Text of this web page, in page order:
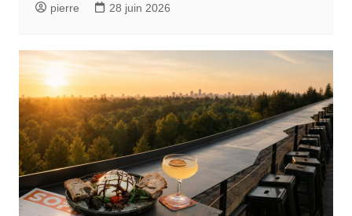
i
c
l
e
pierre 28 juin 2026